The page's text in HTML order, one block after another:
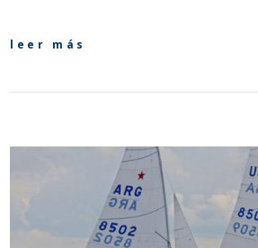
leer más